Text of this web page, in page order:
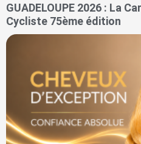
GUADELOUPE 2026 : La
Cycliste 75ème édition